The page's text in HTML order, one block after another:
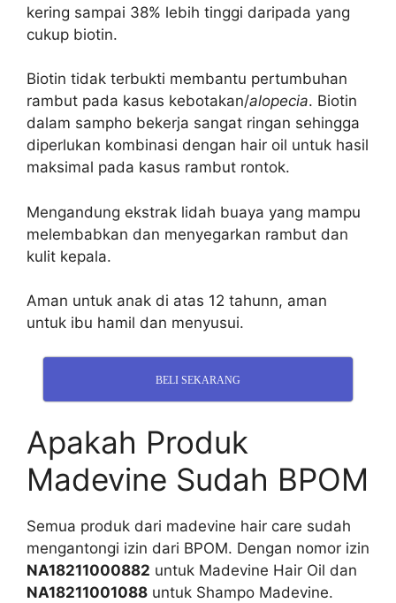
kering sampai 38% lebih tinggi daripada yang
cukup biotin.
Biotin tidak terbukti membantu pertumbuhan
rambut pada kasus kebotakan/alopecia. Biotin
dalam sampho bekerja sangat ringan sehingga
diperlukan kombinasi dengan hair oil untuk hasil
maksimal pada kasus rambut rontok.
Mengandung ekstrak lidah buaya yang mampu
melembabkan dan menyegarkan rambut dan
kulit kepala.
Aman untuk anak di atas 12 tahunn, aman
untuk ibu hamil dan menyusui.
BELI SEKARANG
Apakah Produk
Madevine Sudah BPOM
Semua produk dari madevine hair care sudah
mengantongi izin dari BPOM. Dengan nomor izin
NA18211000882 untuk Madevine Hair Oil dan
NA18211001088 untuk Shampo Madevine.